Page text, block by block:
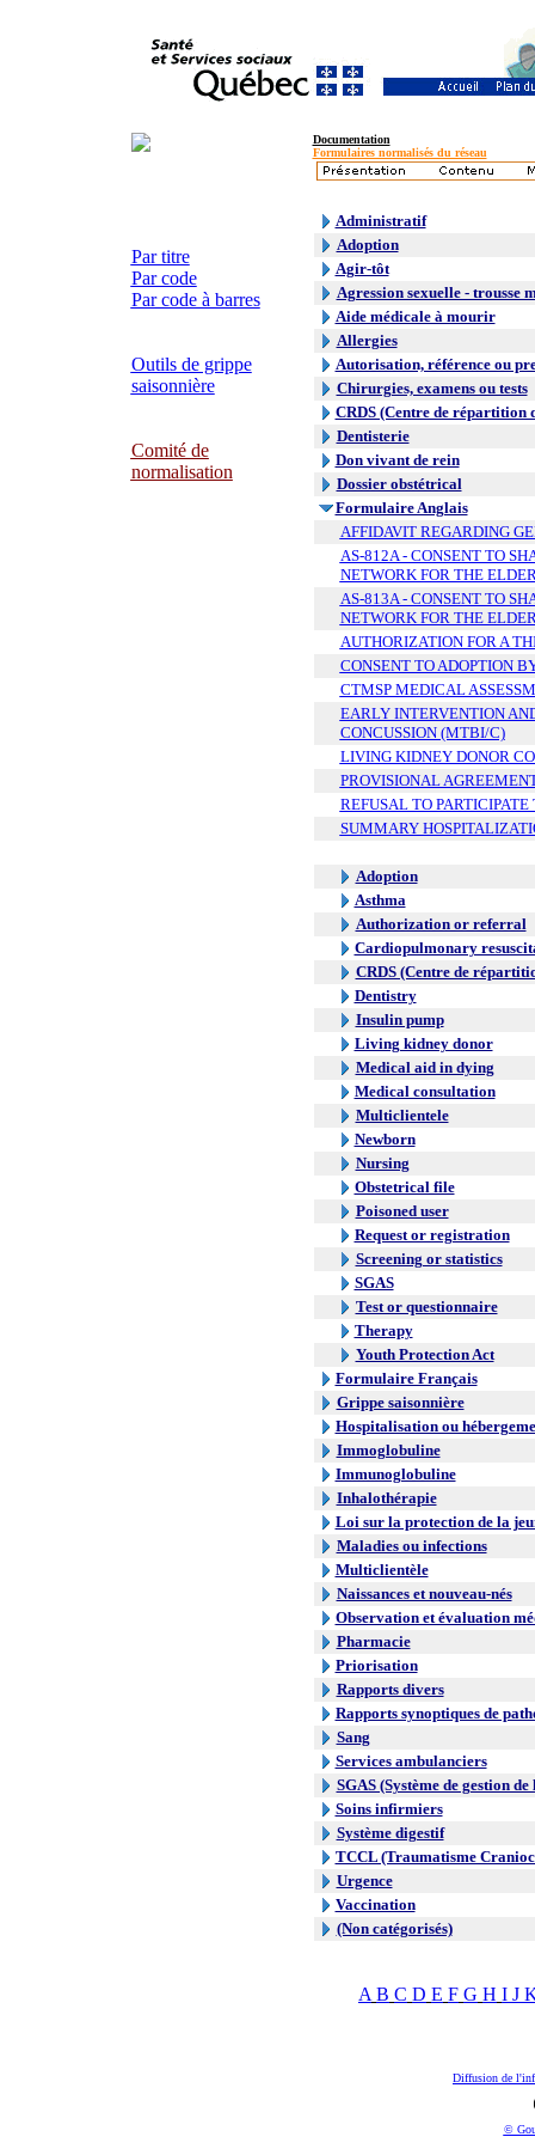
Documentation
Formulaires normalisés du réseau
Par titre
Par code
Par code à barres
Outils de grippe
saisonnière
Comité de
normalisation
Administratif
Adoption
Agir-tôt
Agression sexuelle - trousse
Aide médicale à mourir
Allergies
Autorisation, référence ou
Chirurgies, examens ou tests
CRDS (Centre de répartition
Dentisterie
Don vivant de rein
Dossier obstétrical
Formulaire Anglais
AFFIDAVIT REGARDING
AS-812A - CONSENT TO
NETWORK FOR THE
AS-813A - CONSENT TO
NETWORK FOR THE
AUTHORIZATION FOR A
CONSENT TO ADOPTION
CTMSP MEDICAL
EARLY INTERVENTION
CONCUSSION (MTBI/C)
LIVING KIDNEY DONOR
PROVISIONAL
REFUSAL TO
SUMMARY
Adoption
Asthma
Authorization or referral
Cardiopulmonary
CRDS (Centre de
Dentistry
Insulin pump
Living kidney donor
Medical aid in dying
Medical consultation
Multiclientele
Newborn
Nursing
Obstetrical file
Poisoned user
Request or registration
Screening or statistics
SGAS
Test or questionnaire
Therapy
Youth Protection Act
Formulaire Français
Grippe saisonnière
Hospitalisation ou
Immoglobuline
Immunoglobuline
Inhalothérapie
Loi sur la protection de la
Maladies ou infections
Multiclientèle
Naissances et nouveau-nés
Observation et évaluation
Pharmacie
Priorisation
Rapports divers
Rapports synoptiques de
Sang
Services ambulanciers
SGAS (Système de gestion
Soins infirmiers
Système digestif
TCCL (Traumatisme
Urgence
Vaccination
(Non catégorisés)
A B C D E F G H I J
Diffusion de
©